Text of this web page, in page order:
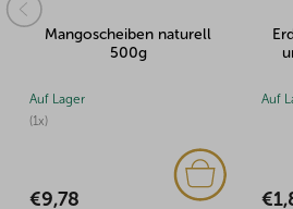
naturell
und
Auf Lager
€1,85